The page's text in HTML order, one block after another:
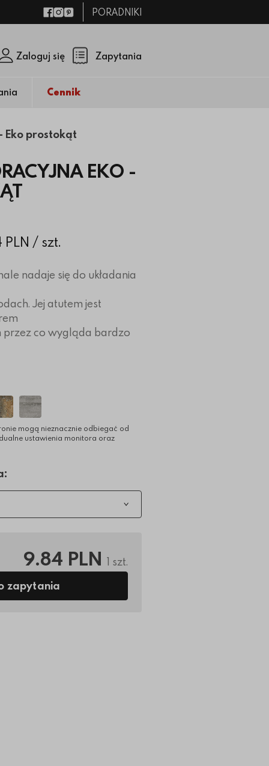
Facebook
Instagram
PinterestPORADNIKI
Zapytania
(pusty)
Zaloguj się
Cennik
Eko prostokąt
EKO -
/ szt.
nadaje się do układania
Jej atutem jest
przez co wygląda bardzo
mogą nieznacznie odbiegać od
ustawienia monitora oraz
9.84 PLN 1 szt.
zapytania